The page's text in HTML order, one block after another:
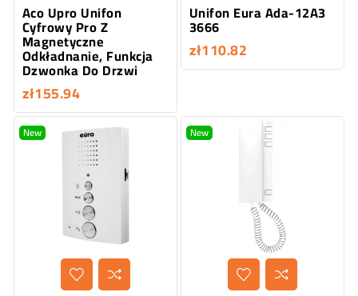
Aco Upro Unifon
Cyfrowy Pro Z
Magnetyczne
Odkładnanie, Funkcja
Dzwonka Do Drzwi
zł155.94
Unifon Eura Ada-12A3
3666
zł110.82
New New